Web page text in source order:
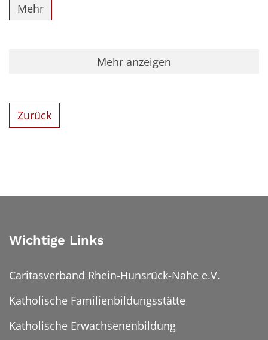
Mehr
Mehr anzeigen
Zurück
Wichtige Links
Caritasverband Rhein-Hunsrück-Nahe e.V.
Katholische Familienbildungsstätte
Katholische Erwachsenenbildung